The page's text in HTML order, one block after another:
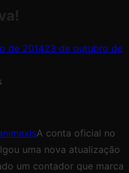
de 201423 de outubro de
A conta oficial no
uma nova atualização
um contador que marca